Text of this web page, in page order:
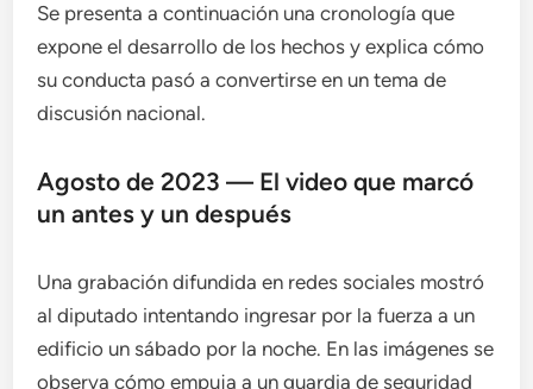
Se presenta a continuación una cronología que
expone el desarrollo de los hechos y explica cómo
su conducta pasó a convertirse en un tema de
discusión nacional.
Agosto de 2023 — El video que marcó
un antes y un después
Una grabación difundida en redes sociales mostró
al diputado intentando ingresar por la fuerza a un
edificio un sábado por la noche. En las imágenes se
observa cómo empuja a un guardia de seguridad